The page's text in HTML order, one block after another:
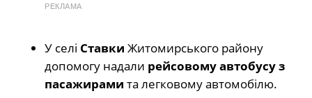
РЕКЛАМА
У селі Ставки Житомирського району
допомогу надали рейсовому автобусу з
пасажирами та легковому автомобілю.